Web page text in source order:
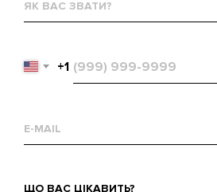
вас
Телефон
+1
WЩо
ЩО ВАС ЦІКАВИТЬ?